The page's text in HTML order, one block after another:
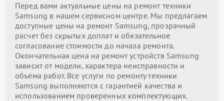
Перед вами актуальные цены на ремонт техники
Samsung в нашем сервисном центре. Мы предлагаем
доступные цены на ремонт Samsung, прозрачный
расчет без скрытых доплат и обязательное
согласование стоимости до начала ремонта.
Окончательная цена на ремонт устройств Samsung
зависит от модели, характера неисправности и
объёма работ. Все услуги по ремонту техники
Samsung выполняются с гарантией качества и
использованием проверенных комплектующих.